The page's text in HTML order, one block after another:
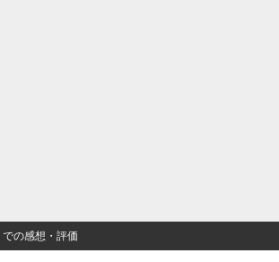
での感想・評価